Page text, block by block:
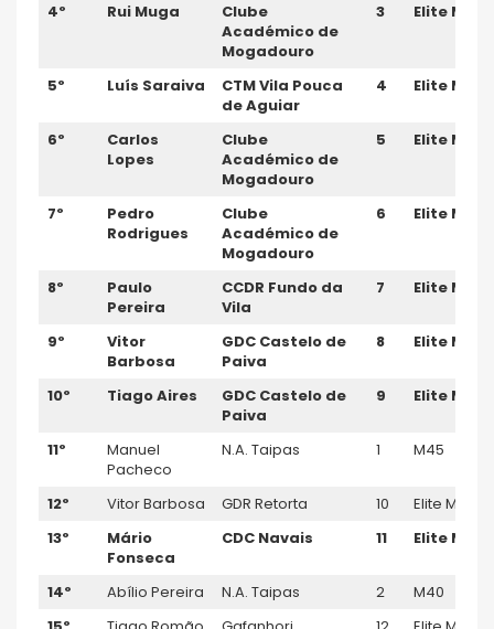
4º Rui Muga
Clube
Académico de
Mogadouro
3 Elite M
5º Luís Saraiva
CTM Vila Pouca
de Aguiar
4 Elite M
6º
Carlos
Lopes
Clube
Académico de
Mogadouro
5 Elite M
7º
Pedro
Rodrigues
Clube
Académico de
Mogadouro
6 Elite M
8º
Paulo
Pereira
CCDR Fundo da
Vila
7 Elite M
9º
Vitor
Barbosa
GDC Castelo de
Paiva
8 Elite M
10º Tiago Aires
GDC Castelo de
Paiva
9 Elite M
11º
Manuel
Pacheco
N.A. Taipas 1 M45
12º Vitor Barbosa GDR Retorta 10
Elite M
13º
Mário
Fonseca
CDC Navais 11 Elite M
14º Abílio Pereira N.A. Taipas 2
M40